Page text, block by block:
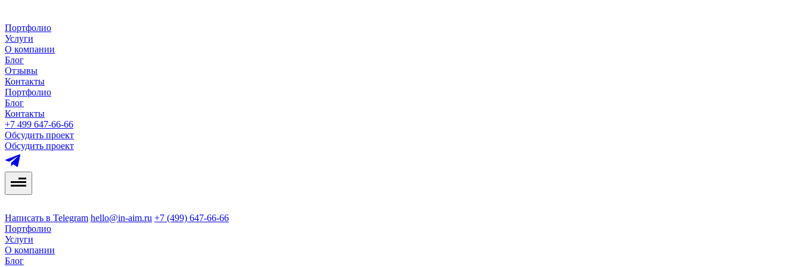
Портфолио
Услуги
О компании
Блог
Отзывы
Контакты
Портфолио
Блог
Контакты
+7 499 647-66-66
Обсудить проект
Обсудить проект
Написать в Telegram hello@in-aim.ru +7 (499) 647-66-66
Портфолио
Услуги
О компании
Блог